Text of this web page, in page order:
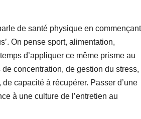
de santé physique en commençant
On pense sport, alimentation,
d’appliquer ce même prisme au
concentration, de gestion du stress,
capacité à récupérer. Passer d’une
à une culture de l’entretien au